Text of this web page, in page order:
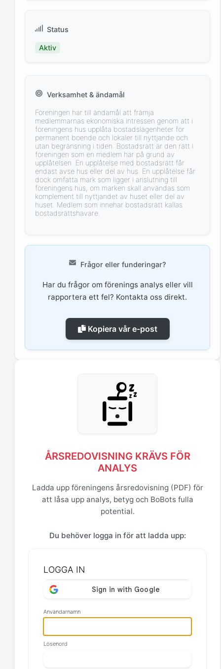
Status
Aktiv
Verksamhet & ändamål
Föreningen har till ändamål att främja
medlemmarnas ekonomiska intressen genom att i
föreningens hus upplåta bostadslägenheter för
permanent boende och lokaler till nyttjande och
utan begränsning i tiden. Bostadsrätt är den rätt i
föreningen som en medlem har på grund av
upplåtelsen. En upplåtelse med bostadsrätt får
endast avse hus eller del av hus. En upplåtelse får
dock omfatta mark som ligger i anslutning till
föreningens hus, om marken skall användas som
komplement till nyttjandet av huset eller del av
huset. Medlem som innehar bostadsrätt kallas
bostadsrättshavare.
Frågor eller funderingar?
Har du frågor om förenings analys eller vill
rapportera ett fel? Kontakta oss direkt.
Kopiera vår e-post
ÅRSREDOVISNING KRÄVS FÖR
ANALYS
Ladda upp föreningens årsredovisning (PDF) för
att låsa upp analys, betyg och BoBots fulla
potential.
Du behöver logga in för att ladda upp:
LOGGA IN
Användarnamn
Lösenord